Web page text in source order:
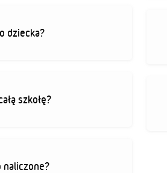
dziecka?
szkołę?
naliczone?